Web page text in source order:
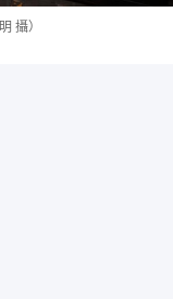
攝）